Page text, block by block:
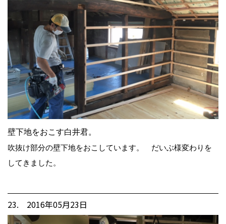
壁下地をおこす白井君。
吹抜け部分の壁下地をおこしています。 だいぶ様変わりを
してきました。
23. 2016年05月23日